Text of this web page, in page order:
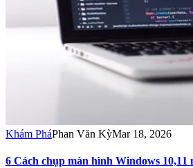
Khám PháPhan Văn KỳMar 18, 2026
6 Cách chụp màn hình Windows 10,11